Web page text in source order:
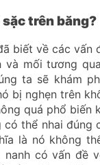
trên băng?
biết về các vấn
và mối tương
ta sẽ khám
bị nghẹn trên
quá phổ biến
có thể nhai đúng
là nó không
nanh có vấn đề